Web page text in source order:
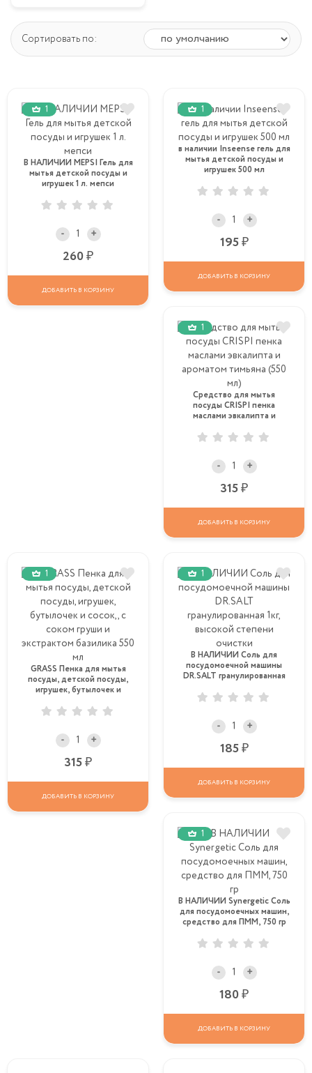
Сортировать по:
1
В НАЛИЧИИ MEPSI Гель для
мытья детской посуды и
игрушек 1 л. мепси
- +
260
ДОБАВИТЬ В КОРЗИНУ
1
в наличии Inseense гель для
мытья детской посуды и
игрушек 500 мл
- +
195
ДОБАВИТЬ В КОРЗИНУ
1
Средство для мытья
посуды CRISPI пенка
маслами эвкалипта и
- +
315
ДОБАВИТЬ В КОРЗИНУ
1
GRASS Пенка для мытья
посуды, детской посуды,
игрушек, бутылочек и
экстрактом базилика 550 мл
- +
315
ДОБАВИТЬ В КОРЗИНУ
1
В НАЛИЧИИ Соль для
посудомоечной машины
DR.SALT гранулированная
очистки
- +
185
ДОБАВИТЬ В КОРЗИНУ
1
В НАЛИЧИИ Synergetic Соль
для посудомоечных машин,
средство для ПММ, 750 гр
- +
180
ДОБАВИТЬ В КОРЗИНУ